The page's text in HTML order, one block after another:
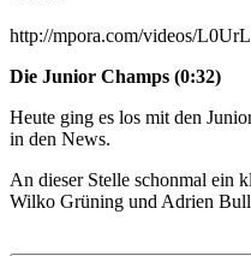
http://mpora.com/videos/
Die Junior Champs (0:32)
Heute ging es los mit den
in den News.
An dieser Stelle schonmal ein
Wilko Grüning und Adrien